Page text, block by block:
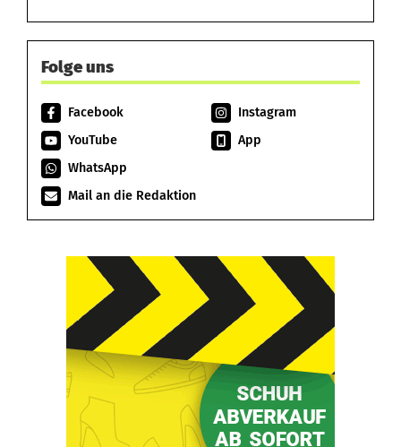
Folge uns
Facebook
Instagram
YouTube
App
WhatsApp
Mail an die Redaktion